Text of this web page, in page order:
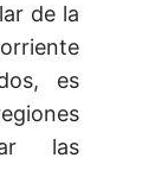
de la
es
las